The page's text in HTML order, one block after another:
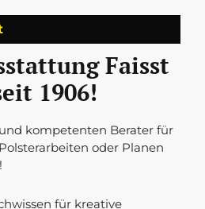
Faisst
1906!
kompetenten Berater für
oder Planen
für kreative